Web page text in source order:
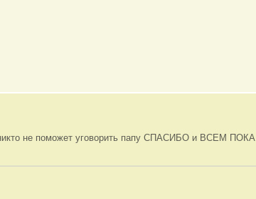
не поможет уговорить папу СПАСИБО и ВСЕМ ПОКА